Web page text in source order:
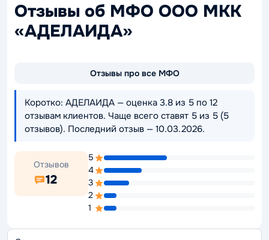
Отзывы об МФО ООО МКК
«АДЕЛАИДА»
Отзывы про все МФО
Коротко: АДЕЛАИДА — оценка 3.8 из 5 по 12
отзывам клиентов. Чаще всего ставят 5 из 5 (5
отзывов). Последний отзыв — 10.03.2026.
Отзывов
12
5
4
3
2
1